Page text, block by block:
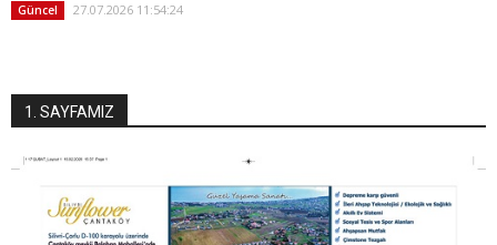
Güncel 27.07.2026 11:54:24
1. SAYFAMIZ